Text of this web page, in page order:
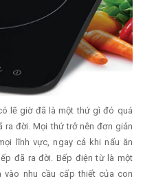
lẽ giờ đã là một thứ gì đó quá
đời. Mọi thứ trở nên đơn giản
lĩnh vực, ngay cả khi nấu ăn
đã ra đời. Bếp điện từ là một
nhu cầu cấp thiết của con